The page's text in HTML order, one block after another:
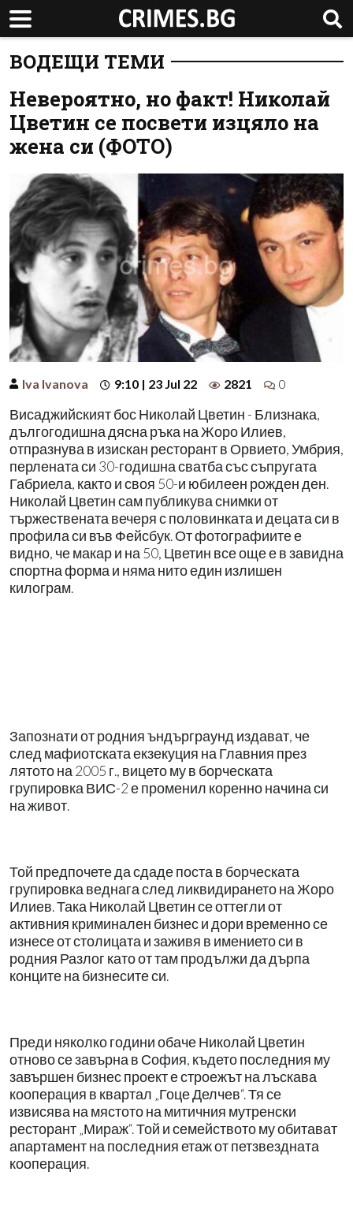
ВОДЕЩИ ТЕМИ
Невероятно, но факт! Николай
Цветин се посвети изцяло на
жена си (ФОТО)
Iva Ivanova 9:10 | 23 Jul 22 2821 0
Висаджийският бос Николай Цветин - Близнака,
дългогодишна дясна ръка на Жоро Илиев,
отпразнува в изискан ресторант в Орвието, Умбрия,
перлената си 30-годишна сватба със съпругата
Габриела, както и своя 50-и юбилеен рожден ден.
Николай Цветин сам публикува снимки от
тържествената вечеря с половинката и децата си в
профила си във Фейсбук. От фотографиите е
видно, че макар и на 50, Цветин все още е в завидна
спортна форма и няма нито един излишен
килограм.
Запознати от родния ъндърграунд издават, че
след мафиотската екзекуция на Главния през
лятото на 2005 г., вицето му в борческата
групировка ВИС-2 е променил коренно начина си
на живот.
Той предпочете да сдаде поста в борческата
групировка веднага след ликвидирането на Жоро
Илиев. Така Николай Цветин се оттегли от
активния криминален бизнес и дори временно се
изнесе от столицата и заживя в имението си в
родния Разлог като от там продължи да дърпа
конците на бизнесите си.
Преди няколко години обаче Николай Цветин
отново се завърна в София, където последния му
завършен бизнес проект е строежът на лъскава
кооперация в квартал „Гоце Делчев“. Тя се
извисява на мястото на митичния мутренски
ресторант „Мираж“. Той и семейството му обитават
апартамент на последния етаж от петзвездната
кооперация.